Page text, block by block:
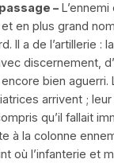
–L’ennemi
en plus grand
Il a de l’artillerie :
discernement,
bien aguerri.
arrivent ;
qu’il fallait
à la colonne
où l’infanterie et